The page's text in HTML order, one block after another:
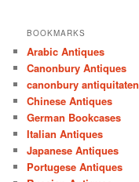
BOOKMARKS
Arabic Antiques
Canonbury Antiques
canonbury antiquitaten
Chinese Antiques
German Bookcases
Italian Antiques
Japanese Antiques
Portugese Antiques